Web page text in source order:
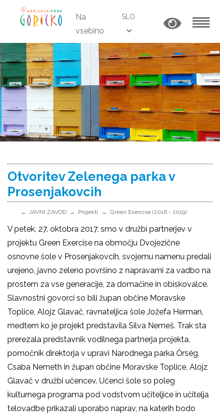
Na
vsebino
SLO
Otvoritev Zelenega parka v
Prosenjakovcih
JAVNI ZAVOD Projekti Green Exercise (2016 - 2019)
V petek, 27. oktobra 2017, smo v družbi partnerjev v
projektu Green Exercise na območju Dvojezične
osnovne šole v Prosenjakovcih, svojemu namenu predali
urejeno, javno zeleno površino z napravami za vadbo na
prostem za vse generacije, za domačine in obiskovalce.
Slavnostni govorci so bili župan občine Moravske
Toplice, Alojz Glavač, ravnateljica šole Jožefa Herman,
medtem ko je projekt predstavila Silva Nemeš. Trak sta
prerezala predstavnik vodilnega partnerja projekta,
pomočnik direktorja v upravi Narodnega parka Őrség,
Csaba Nemeth in župan občine Moravske Toplice, Alojz
Glavač v družbi učencev. Učenci šole so poleg
kulturnega programa pod vodstvom učiteljice in učitelja
telovadbe prikazali uporabo naprav, na katerih bodo